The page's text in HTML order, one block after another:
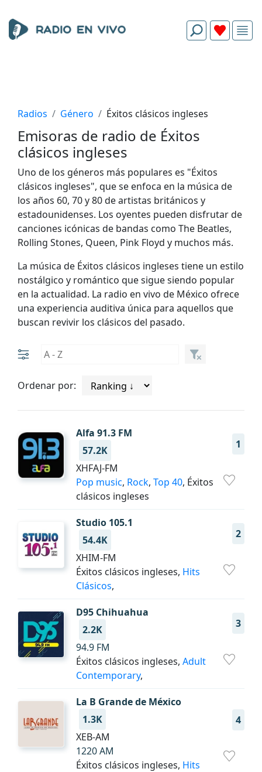
Radios Género Éxitos clásicos ingleses
Emisoras de radio de Éxitos
clásicos ingleses
Uno de los géneros más populares es "Éxitos
clásicos ingleses", que se enfoca en la música de
los años 60, 70 y 80 de artistas británicos y
estadounidenses. Los oyentes pueden disfrutar de
canciones icónicas de bandas como The Beatles,
Rolling Stones, Queen, Pink Floyd y muchos más.
La música de Éxitos clásicos ingleses tiene un estilo
nostálgico y romántico que sigue siendo popular
en la actualidad. La radio en vivo de México ofrece
una experiencia auditiva única para aquellos que
buscan revivir los clásicos del pasado.
Ordenar por:
Alfa 91.3 FM
1
57.2K
XHFAJ-FM
Pop music, Rock, Top 40, Éxitos
clásicos ingleses
Studio 105.1
2
54.4K
XHIM-FM
Éxitos clásicos ingleses, Hits
Clásicos,
D95 Chihuahua
3
2.2K
94.9 FM
Éxitos clásicos ingleses, Adult
Contemporary,
La B Grande de México
4
1.3K
XEB-AM
1220 AM
Éxitos clásicos ingleses, Hits